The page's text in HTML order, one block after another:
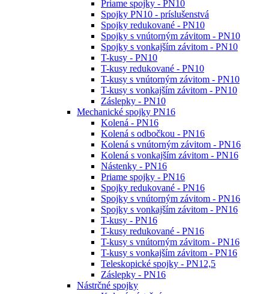
Priame spojky - PN10
Spojky PN10 - príslušenstvá
Spojky redukované - PN10
Spojky s vnútorným závitom - PN10
Spojky s vonkajším závitom - PN10
T-kusy - PN10
T-kusy redukované - PN10
T-kusy s vnútorným závitom - PN10
T-kusy s vonkajším závitom - PN10
Záslepky - PN10
Mechanické spojky PN16
Kolená - PN16
Kolená s odbočkou - PN16
Kolená s vnútorným závitom - PN16
Kolená s vonkajším závitom - PN16
Nástenky - PN16
Priame spojky - PN16
Spojky redukované - PN16
Spojky s vnútorným závitom - PN16
Spojky s vonkajším závitom - PN16
T-kusy - PN16
T-kusy redukované - PN16
T-kusy s vnútorným závitom - PN16
T-kusy s vonkajším závitom - PN16
Teleskopické spojky - PN12,5
Záslepky - PN16
Nástrčné spojky